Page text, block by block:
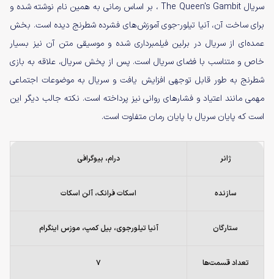
سریال The Queen's Gambit ، بر اساس رمانی به همین نام نوشته شده و
برای ساخت آن، آنیا تیلور-جوی آموزش‌های فشرده شطرنج دیده است. بخش
عمده‌ای از سریال در برلین فیلمبرداری شده و موسیقی متن آن نیز بسیار
خاص و متناسب با فضای سریال است. پس از پخش سریال، علاقه به بازی
شطرنج به طور قابل توجهی افزایش یافت و سریال به موضوعات اجتماعی
مهمی مانند اعتیاد و فشارهای روانی نیز پرداخته است. نکته جالب دیگر این
است که پایان سریال با پایان رمان متفاوت است.
ژانر درام، بیوگرافی
سازنده اسکات فرانک،‌ آلن اسکات
ستارگان آنیا تیلورجوی، بیل کمپ، موزس اینگرام
تعداد قسمت‌ها ۷